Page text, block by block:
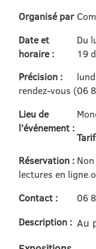
Organisé par
Date et
horaire :
Du
19
Précision :
rendez-vous (06
Lieu de
l'événement :
Réservation :
lectures en ligne
Contact :
06
Description : Au